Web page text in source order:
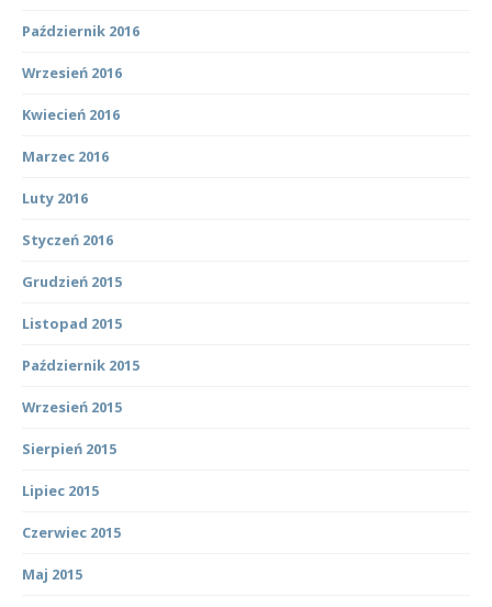
Październik 2016
Wrzesień 2016
Kwiecień 2016
Marzec 2016
Luty 2016
Styczeń 2016
Grudzień 2015
Listopad 2015
Październik 2015
Wrzesień 2015
Sierpień 2015
Lipiec 2015
Czerwiec 2015
Maj 2015